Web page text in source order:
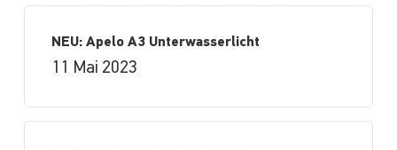
NEU: Apelo A3 Unterwasserlicht
11 Mai 2023